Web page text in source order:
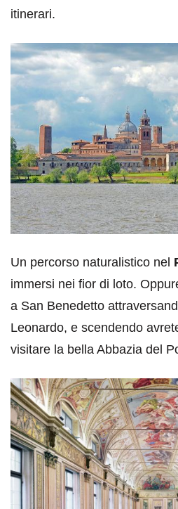
itinerari.
Un percorso naturalistico nel
immersi nei fior di loto.
a San Benedetto
Leonardo, e scendendo
visitare la bella Abbazia del